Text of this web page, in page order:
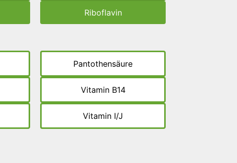
Riboflavin
Pantothensäure
Vitamin B14
Vitamin I/J